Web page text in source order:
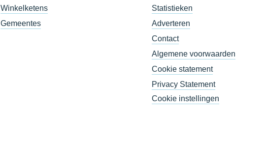
Winkelketens
Gemeentes
Statistieken
Adverteren
Contact
Algemene voorwaarden
Cookie statement
Privacy Statement
Cookie instellingen